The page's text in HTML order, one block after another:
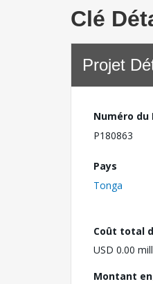
Clé
Projet
Numéro du
P180863
Pays
Tonga
Coût total
USD 0.00
Montant